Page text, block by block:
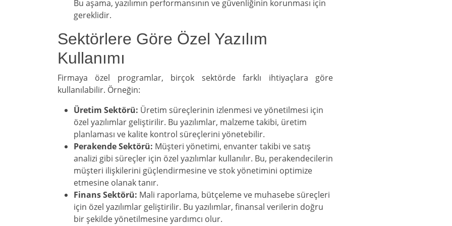
Bu aşama, yazılımın performansının ve güvenliğinin korunması için
gereklidir.
Sektörlere Göre Özel Yazılım
Kullanımı
Firmaya özel programlar, birçok sektörde farklı ihtiyaçlara göre
kullanılabilir. Örneğin:
Üretim Sektörü: Üretim süreçlerinin izlenmesi ve yönetilmesi için
özel yazılımlar geliştirilir. Bu yazılımlar, malzeme takibi, üretim
planlaması ve kalite kontrol süreçlerini yönetebilir.
Perakende Sektörü: Müşteri yönetimi, envanter takibi ve satış
analizi gibi süreçler için özel yazılımlar kullanılır. Bu, perakendecilerin
müşteri ilişkilerini güçlendirmesine ve stok yönetimini optimize
etmesine olanak tanır.
Finans Sektörü: Mali raporlama, bütçeleme ve muhasebe süreçleri
için özel yazılımlar geliştirilir. Bu yazılımlar, finansal verilerin doğru
bir şekilde yönetilmesine yardımcı olur.